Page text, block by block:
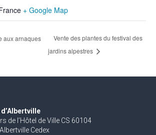
+ Google Map
aux arnaques
Vente des plantes du festival des
jardins alpestres
de l’Hôtel de Ville CS 60104
Cedex